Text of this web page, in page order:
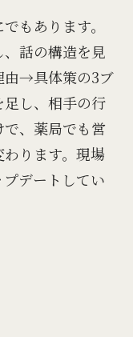
もあります。
話の構造を見
由→具体策の3ブ
し、相手の行
、薬局でも営
ります。現場
デートしてい